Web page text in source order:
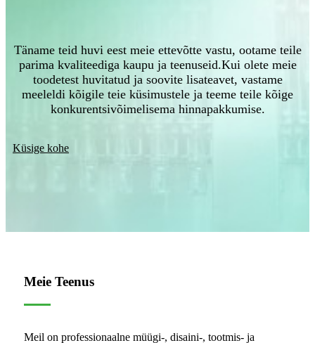
Täname teid huvi eest meie ettevõtte vastu, ootame teile
parima kvaliteediga kaupu ja teenuseid.Kui olete meie
toodetest huvitatud ja soovite lisateavet, vastame
meeleldi kõigile teie küsimustele ja teeme teile kõige
konkurentsivõimelisema hinnapakkumise.
Küsige kohe
Meie Teenus
Meil on professionaalne müügi-, disaini-, tootmis- ja